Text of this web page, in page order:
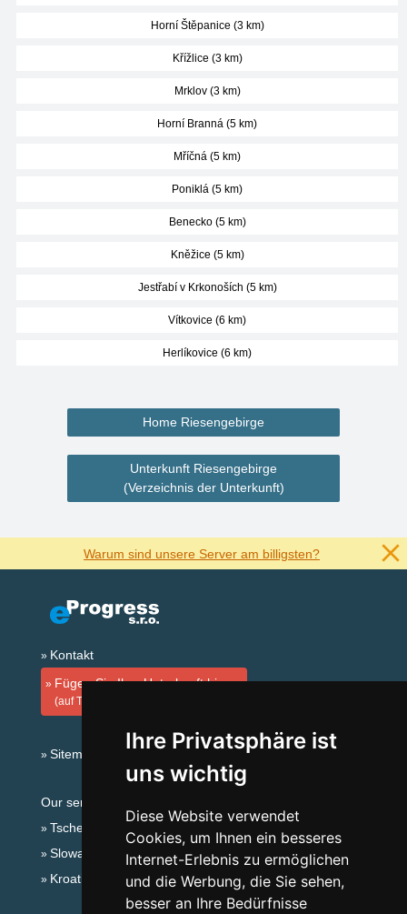
Ihre Privatsphäre ist
uns wichtig
Diese Website verwendet
Cookies, um Ihnen ein besseres
Internet-Erlebnis zu ermöglichen
und die Werbung, die Sie sehen,
besser an Ihre Bedürfnisse
Horní Štěpanice (3 km)
Křížlice (3 km)
Mrklov (3 km)
Horní Branná (5 km)
Mříčná (5 km)
Poniklá (5 km)
Benecko (5 km)
Kněžice (5 km)
Jestřabí v Krkonoších (5 km)
Vítkovice (6 km)
Herlíkovice (6 km)
Home Riesengebirge
Unterkunft Riesengebirge
(Verzeichnis der Unterkunft)
Warum sind unsere Server am billigsten?
Kontakt
Fügen Sie Ihre Unterkunft hinzu
(auf Tschechisch)
Sitemap
Our servers:
Tschechische Gebirge
Slowakische Gebirge
Kroatien